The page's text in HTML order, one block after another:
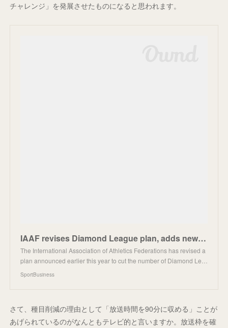
チャレンジ」を発展させたものになると思われます。
IAAF revises Diamond League plan, adds new tour and China meet | SportBusiness
The International Association of Athletics Federations has revised a
plan announced earlier this year to cut the number of Diamond Le…
SportBusiness
さて、種目削減の理由として「放送時間を90分に収める」ことが
あげられているのがなんともテレビ的と言いますか。放送枠を確